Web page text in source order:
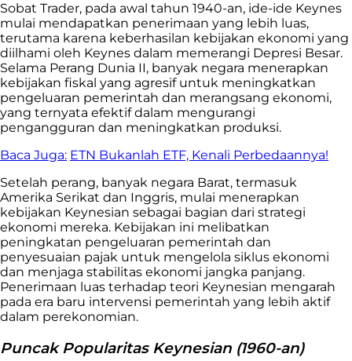
Sobat Trader, pada awal tahun 1940-an, ide-ide Keynes
mulai mendapatkan penerimaan yang lebih luas,
terutama karena keberhasilan kebijakan ekonomi yang
diilhami oleh Keynes dalam memerangi Depresi Besar.
Selama Perang Dunia II, banyak negara menerapkan
kebijakan fiskal yang agresif untuk meningkatkan
pengeluaran pemerintah dan merangsang ekonomi,
yang ternyata efektif dalam mengurangi
pengangguran dan meningkatkan produksi.
Baca Juga: ETN Bukanlah ETF, Kenali Perbedaannya!
Setelah perang, banyak negara Barat, termasuk
Amerika Serikat dan Inggris, mulai menerapkan
kebijakan Keynesian sebagai bagian dari strategi
ekonomi mereka. Kebijakan ini melibatkan
peningkatan pengeluaran pemerintah dan
penyesuaian pajak untuk mengelola siklus ekonomi
dan menjaga stabilitas ekonomi jangka panjang.
Penerimaan luas terhadap teori Keynesian mengarah
pada era baru intervensi pemerintah yang lebih aktif
dalam perekonomian.
Puncak Popularitas Keynesian (1960-an)